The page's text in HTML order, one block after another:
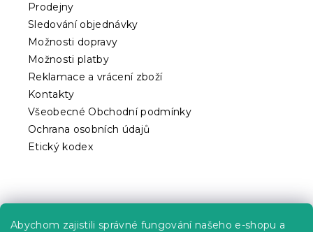
Abychom zajistili správné fungování našeho e-shopu a
ý
i
s
Prodejny
Sledování objednávky
Možnosti dopravy
Možnosti platby
Reklamace a vrácení zboží
Kontakty
Všeobecné Obchodní podmínky
Ochrana osobních údajů
Etický kodex